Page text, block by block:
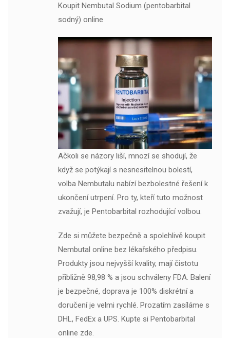
Koupit Nembutal Sodium (pentobarbital
sodný) online
Ačkoli se názory liší, mnozí se shodují, že
když se potýkají s nesnesitelnou bolestí,
volba Nembutalu nabízí bezbolestné řešení k
ukončení utrpení. Pro ty, kteří tuto možnost
zvažují, je Pentobarbital rozhodující volbou.
Zde si můžete bezpečně a spolehlivě koupit
Nembutal online bez lékařského předpisu.
Produkty jsou nejvyšší kvality, mají čistotu
přibližně 98,98 % a jsou schváleny FDA. Balení
je bezpečné, doprava je 100% diskrétní a
doručení je velmi rychlé. Prozatím zasíláme s
DHL, FedEx a UPS. Kupte si Pentobarbital
online zde.